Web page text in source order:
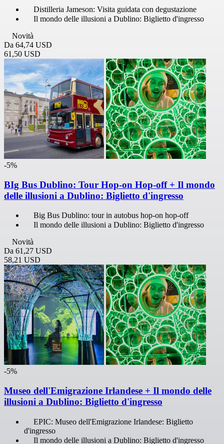
Distilleria Jameson: Visita guidata con degustazione
Il mondo delle illusioni a Dublino: Biglietto d'ingresso
Novità
Da 64,74 USD
61,50 USD
-5%
BIg Bus Dublino: Tour Hop-on Hop-off + Il mondo
delle illusioni a Dublino: Biglietto d'ingresso
Big Bus Dublino: tour in autobus hop-on hop-off
Il mondo delle illusioni a Dublino: Biglietto d'ingresso
Novità
Da 61,27 USD
58,21 USD
-5%
Museo dell'Emigrazione Irlandese + Il mondo delle
illusioni a Dublino: Biglietto d'ingresso
EPIC: Museo dell'Emigrazione Irlandese: Biglietto
d'ingresso
Il mondo delle illusioni a Dublino: Biglietto d'ingresso